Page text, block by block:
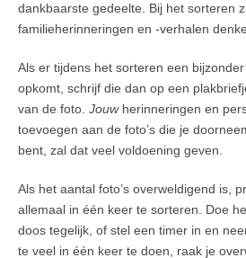
dankbaarste gedeelte. Bij het sorteren
familieherinneringen en -verhalen
Als er tijdens het sorteren een
opkomt, schrijf die dan op een
van de foto. Jouw herinneringen en
toevoegen aan de foto’s die je
bent, zal dat veel voldoening geven.
Als het aantal foto’s overweldigend is,
allemaal in één keer te sorteren. Doe
doos tegelijk, of stel een timer in en
te veel in één keer te doen, raak je